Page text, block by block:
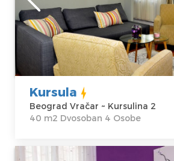
Beograd Vračar
Adresa:
Kursulina 2
50 €
m2
Struktura
Dvosoban
Kursula
Beograd Vračar ~ Kursulina 2
40 m2 Dvosoban 4 Osobe
Dvosobni Apartman Lila u